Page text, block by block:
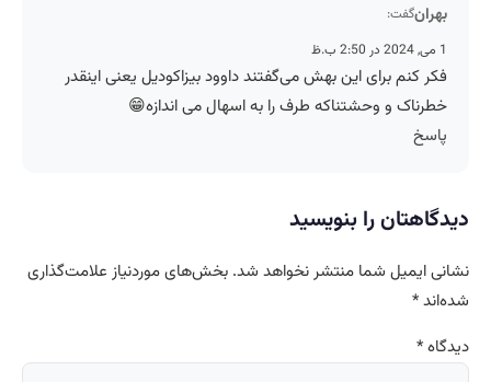
بهرانگفت:
1 می, 2024 در 2:50 ب.ظ
فکر کنم برای این بهش می‌گفتند داوود بیزاکودیل یعنی اینقدر
خطرناک و وحشتناکه طرف را به اسهال می اندازه😁
پاسخ
دیدگاهتان را بنویسید
نشانی ایمیل شما منتشر نخواهد شد. بخش‌های موردنیاز علامت‌گذاری
شده‌اند*
دیدگاه*